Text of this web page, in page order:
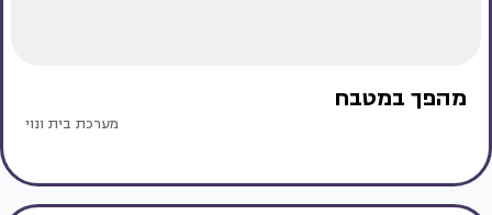
מהפך במטבח
מערכת בית ונוי